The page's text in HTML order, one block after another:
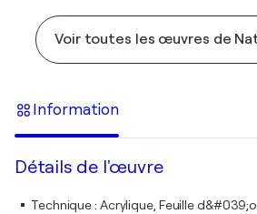
Voir toutes les œuvres de
Information
Détails de l'œuvre
Technique: Acrylique, Feuille